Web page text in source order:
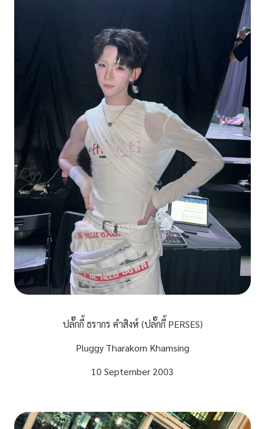
ปลั๊กกี้ ธรากร คำสิงห์ (ปลั๊กกี้ PERSES)
Pluggy Tharakorn Khamsing
10 September 2003